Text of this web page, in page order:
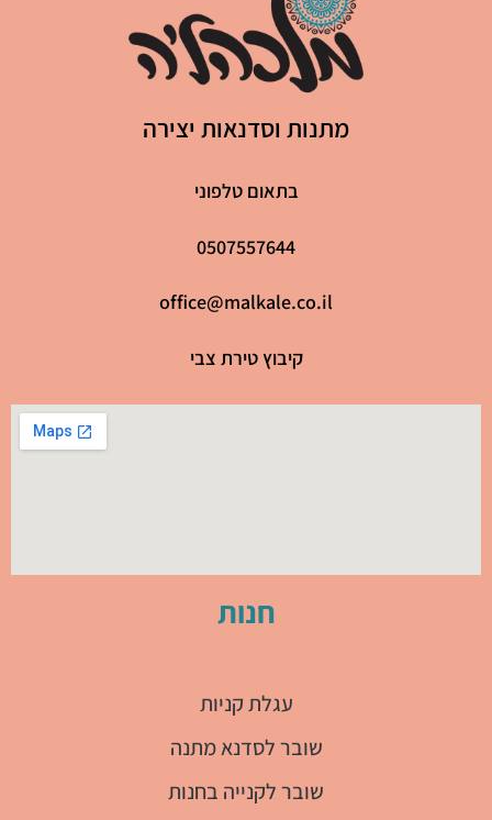
מתנות וסדנאות יצירה
בתאום טלפוני
0507557644
office@malkale.co.il
קיבוץ טירת צבי
חנות
עגלת קניות
שובר לסדנא מתנה
שובר לקנייה בחנות